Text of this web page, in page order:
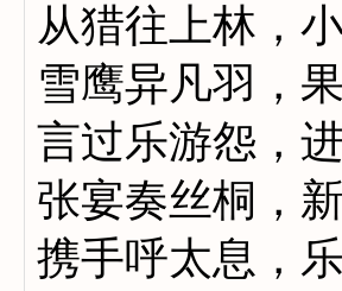
从猎往上林，
雪鹰异凡羽，
言过乐游怨，
张宴奏丝桐，
携手呼太息，